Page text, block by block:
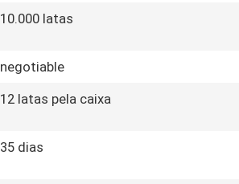
10.000 latas
negotiable
12 latas pela caixa
35 dias